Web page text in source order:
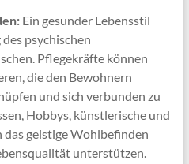
Ein gesunder Lebensstil
psychischen
Pflegekräfte können
die den Bewohnern
und sich verbunden zu
Hobbys, künstlerische und
geistige Wohlbefinden
unterstützen.